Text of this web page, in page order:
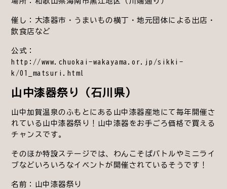
催し：大漆器市・うまいもの横丁・地元団体による出店・
飲食店など
公式：
http://www.chuokai-wakayama.or.jp/sikki-
k/01_matsuri.html
山中漆器祭り（石川県）
山中加賀温泉のふもとにある山中漆器産地にて毎年開催さ
れている山中漆器祭り！山中漆器をお手ごろ価格で買える
チャンスです。
そのほか特設ステージでは、わんこそばバトルやミニライ
ブなどいろいろなイベントが開催されているそうです！
名前：山中漆器祭り